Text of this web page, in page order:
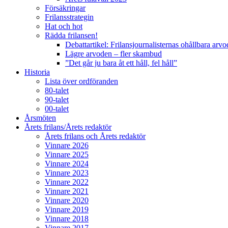
Försäkringar
Frilansstrategin
Hat och hot
Rädda frilansen!
Debattartikel: Frilansjournalisternas ohållbara
Lägre arvoden – fler skambud
”Det går ju bara åt ett håll, fel håll”
Historia
Lista över ordföranden
80-talet
90-talet
00-talet
Årsmöten
Årets frilans/Årets redaktör
Årets frilans och Årets redaktör
Vinnare 2026
Vinnare 2025
Vinnare 2024
Vinnare 2023
Vinnare 2022
Vinnare 2021
Vinnare 2020
Vinnare 2019
Vinnare 2018